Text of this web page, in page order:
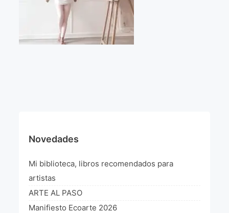
Expositions
Bruit de gommettes Paris 2025
L’art Colombien à Paris 2019
L’art Latino-américain à Paris 2019
Novedades
Mi biblioteca, libros recomendados para
artistas
ARTE AL PASO
Manifiesto Ecoarte 2026